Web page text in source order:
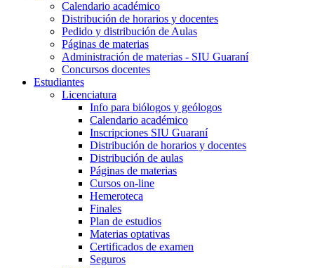
Calendario académico
Distribución de horarios y docentes
Pedido y distribución de Aulas
Páginas de materias
Administración de materias - SIU Guaraní
Concursos docentes
Estudiantes
Licenciatura
Info para biólogos y geólogos
Calendario académico
Inscripciones SIU Guaraní
Distribución de horarios y docentes
Distribución de aulas
Páginas de materias
Cursos on-line
Hemeroteca
Finales
Plan de estudios
Materias optativas
Certificados de examen
Seguros